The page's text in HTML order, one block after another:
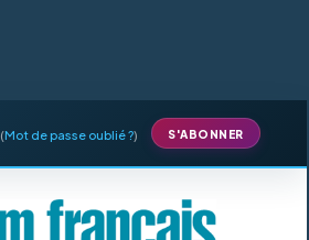
(Mot de passe oublié ?) S'ABONNER